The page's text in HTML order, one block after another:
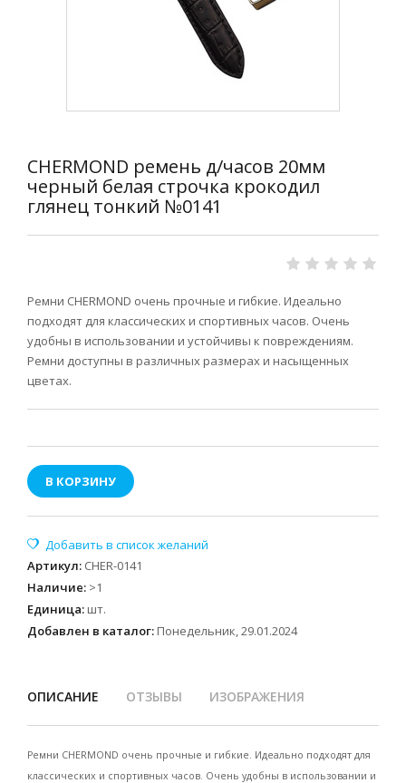
CHERMOND ремень д/часов 20мм
черный белая строчка крокодил
глянец тонкий №0141
Ремни CHERMOND очень прочные и гибкие. Идеально
подходят для классических и спортивных часов. Очень
удобны в использовании и устойчивы к повреждениям.
Ремни доступны в различных размерах и насыщенных
цветах.
В КОРЗИНУ
Артикул: CHER-0141
Наличие: >1
Единица: шт.
Добавлен в каталог: Понедельник, 29.01.2024
ОПИСАНИЕ ОТЗЫВЫ ИЗОБРАЖЕНИЯ
Ремни CHERMOND очень прочные и гибкие. Идеально подходят для
классических и спортивных часов. Очень удобны в использовании и